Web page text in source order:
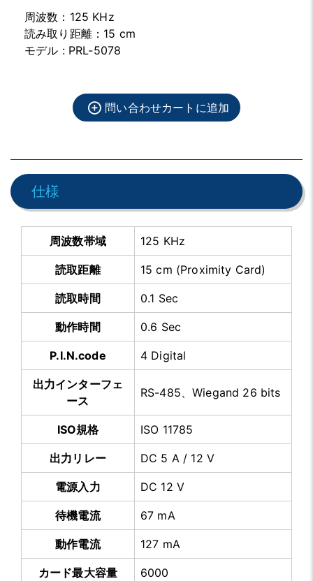
周波数：125 KHz
読み取り距離：15 cm
モデル : PRL-5078
問い合わせカートに追加
仕様
周波数帯域 125 KHz
読取距離 15 cm (Proximity Card)
読取時間 0.1 Sec
動作時間 0.6 Sec
P.I.N.code 4 Digital
出力インターフェ
ース
RS-485、Wiegand 26 bits
ISO規格 ISO 11785
出力リレー DC 5 A / 12 V
電源入力 DC 12 V
待機電流 67 mA
動作電流 127 mA
カード最大容量 6000